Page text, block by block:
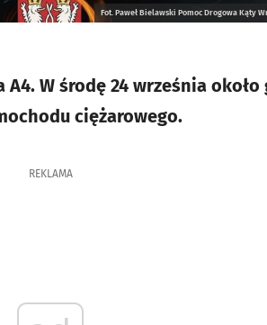
Fot. Paweł Bielawski Pomoc Drogowa Kąty
W środę 24 września około
ciężarowego.
REKLAMA